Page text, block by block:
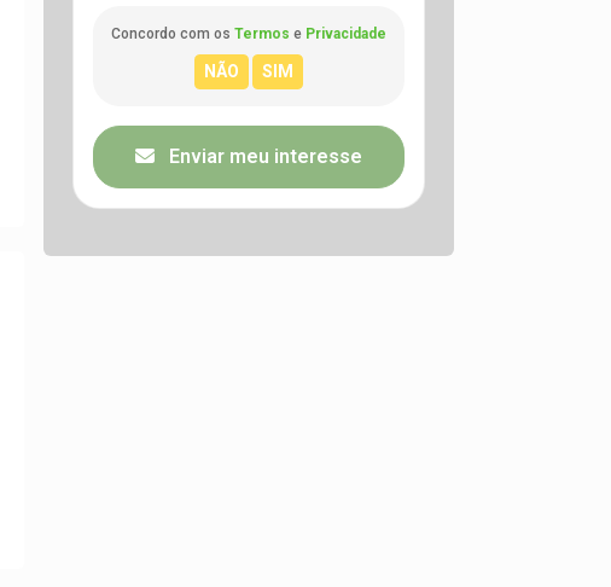
Concordo com os Termos e Privacidade
Enviar meu interesse